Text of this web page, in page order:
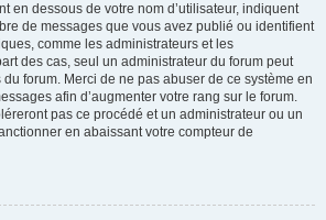
en dessous de votre nom d’utilisateur, indiquent
de messages que vous avez publié ou identifient
comme les administrateurs et les
des cas, seul un administrateur du forum peut
forum. Merci de ne pas abuser de ce système en
afin d’augmenter votre rang sur le forum.
pas ce procédé et un administrateur ou un
en abaissant votre compteur de